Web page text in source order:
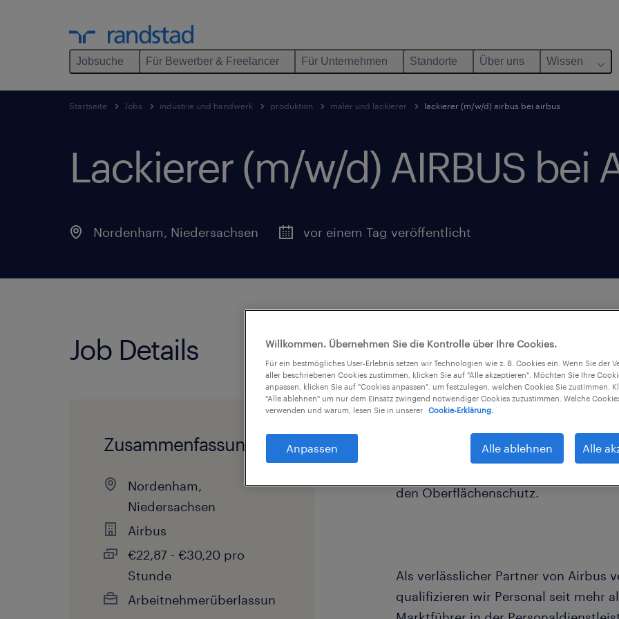
Jobsuche Für Bewerber & Freelancer Für Unternehmen Standorte Über uns Wissen
Startseite Jobs industrie und handwerk produktion maler und lackierer lackierer (m/w/d) airbus bei airbus
Lackierer (m/w/d) AIRBUS bei
Nordenham, Niedersachsen vor einem Tag veröffentlicht
Job Details
Zusammenfassung
Nordenham,
Niedersachsen
Airbus
€22,87 - €30,20 pro
Stunde
Arbeitnehmerüberlassun
Sie sind Spezialist für Oberflächen
Sie? Dann hier entlang!
Airbus am Standort Nordenham
den Oberflächenschutz.
Als verlässlicher Partner von Airbus
qualifizieren wir Personal seit mehr
Willkommen. Übernehmen Sie die Kontrolle über Ihre Cookies.
Für ein bestmögliches User-Erlebnis setzen wir Technologien wie z. B. Cookies ein. Wenn Sie der
aller beschriebenen Cookies zustimmen, klicken Sie auf "Alle akzeptieren". Möchten Sie Ihre
anpassen, klicken Sie auf "Cookies anpassen", um festzulegen, welchen Cookies Sie zustimmen.
"Alle ablehnen" um nur dem Einsatz zwingend notwendiger Cookies zuzustimmen. Welche
verwenden und warum, lesen Sie in unserer
Cookie-Erklärung.
Anpassen Alle ablehnen Alle